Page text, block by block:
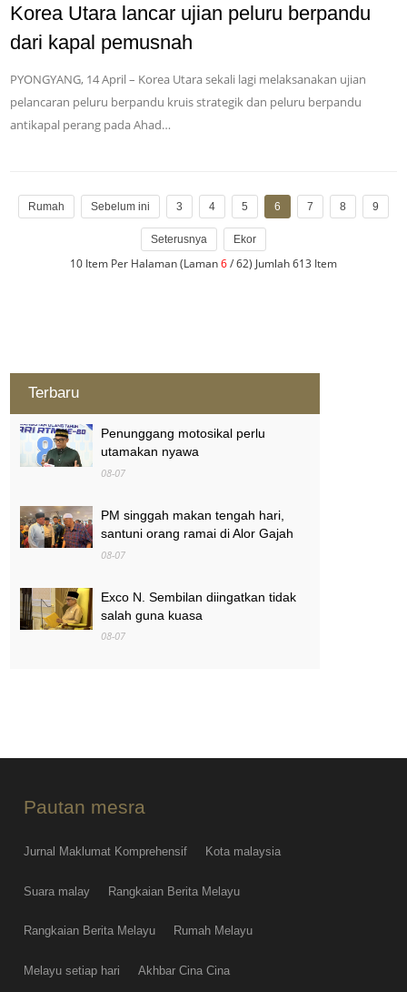
Korea Utara lancar ujian peluru berpandu
dari kapal pemusnah
PYONGYANG, 14 April – Korea Utara sekali lagi melaksanakan ujian
pelancaran peluru berpandu kruis strategik dan peluru berpandu
antikapal perang pada Ahad…
Rumah Sebelum ini 3 4 5 6 7 8 9
Seterusnya Ekor
10 Item Per Halaman (Laman6/ 62) Jumlah 613 Item
Terbaru
Penunggang motosikal perlu
utamakan nyawa
08-07
PM singgah makan tengah hari,
santuni orang ramai di Alor Gajah
08-07
Exco N. Sembilan diingatkan tidak
salah guna kuasa
08-07
Pautan mesra
Jurnal Maklumat Komprehensif Kota malaysia
Suara malay Rangkaian Berita Melayu
Rangkaian Berita Melayu Rumah Melayu
Melayu setiap hari Akhbar Cina Cina